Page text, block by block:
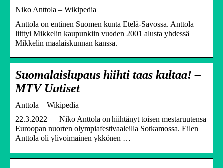
Niko Anttola – Wikipedia
Anttola on entinen Suomen kunta Etelä-Savossa. Anttola
liittyi Mikkelin kaupunkiin vuoden 2001 alusta yhdessä
Mikkelin maalaiskunnan kanssa.
Suomalaislupaus hiihti taas kultaa! –
MTV Uutiset
Anttola – Wikipedia
22.3.2022 — Niko Anttola on hiihtänyt toisen mestaruutensa
Euroopan nuorten olympiafestivaaleilla Sotkamossa. Eilen
Anttola oli ylivoimainen ykkönen …